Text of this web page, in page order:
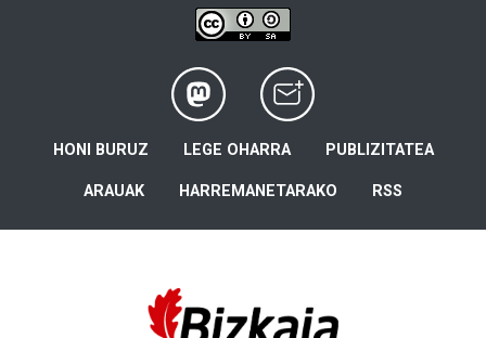
HONI BURUZ LEGE OHARRA PUBLIZITATEA
ARAUAK HARREMANETARAKO RSS